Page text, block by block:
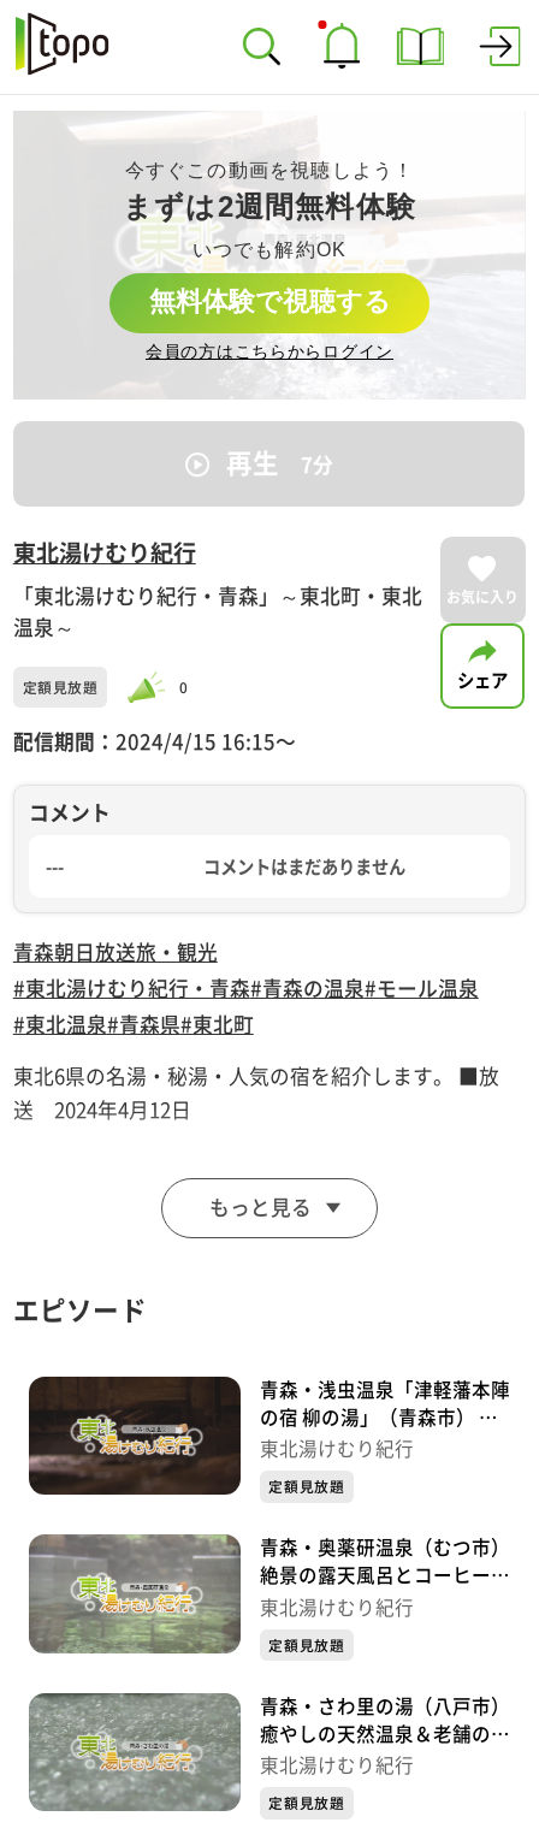
今すぐこの動画を視聴しよう！
まずは2週間無料体験
いつでも解約OK
無料体験で視聴する
会員の方はこちらからログイン
再生 7分
東北湯けむり紀行
「東北湯けむり紀行・青森」～東北町・東北
温泉～
定額見放題 0
配信期間： 2024/4/15 16:15〜
お気に入り
シェア
コメント
--- コメントはまだありません
青森朝日放送旅・観光
#東北湯けむり紀行・青森#青森の温泉#モール温泉
#東北温泉#青森県#東北町
東北6県の名湯・秘湯・人気の宿を紹介します。 ■放
送 2024年4月12日
「日本一黒い」お湯が湧き出す「東北温泉」。
シジミ・シラウオ・ワカサギなど、全国屈指の水揚げを
その周辺の地下にある「亜炭層」を通過した、真っ黒な
体の芯からじんわり温まるお湯は、トロっと肌にまとわ
りつき、しっとり、すべすべな肌触りを実感できます。
かがですか？
竹炭パウダーを使用した名物・黒おでん、青森県産の黒
豆100％の黒豆腐。とにかく「黒」にこだわっていま
す。
近くには、世界文化遺産に登録された「北海道・北東北
の縄文遺跡群」の一つ、「二ツ森貝塚」があり、動物や
魚の骨・角・牙も、きれいな形で残っています。
もっと見る
エピソード
青森・浅虫温泉「津軽藩本陣
の宿 柳の湯」（青森市） い
で湯の里の歴史を感じる旅～
東北湯けむり紀行
定額見放題
青森・奥薬研温泉（むつ市）
絶景の露天風呂とコーヒー～
「東北湯けむり紀行」～
東北湯けむり紀行
定額見放題
青森・さわ里の湯（八戸市）
癒やしの天然温泉＆老舗の中
華料理店～「東北湯けむり紀
東北湯けむり紀行
定額見放題